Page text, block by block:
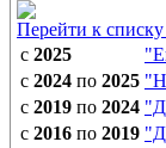
Перейти к списку
с 2025
с 2024 по 2025
с 2019 по 2024
с 2016 по 2019